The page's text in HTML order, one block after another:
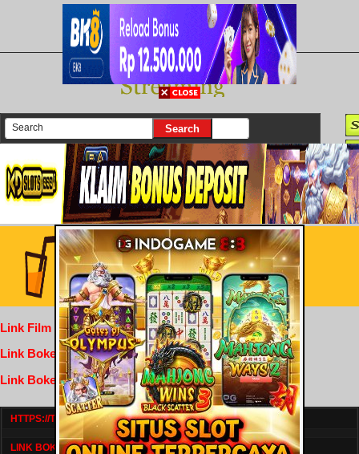
There are currently 25634 movies on our website
Login
Link Film Dewasa
Link Bokep Indofilm
Link Bokep FilmNikmat
HTTPS://TV1.BOSKU21.CAM/
LINK BOKEP DRAMASERIAL